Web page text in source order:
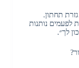
תחתון.
לפעמים נותנות
לך״.